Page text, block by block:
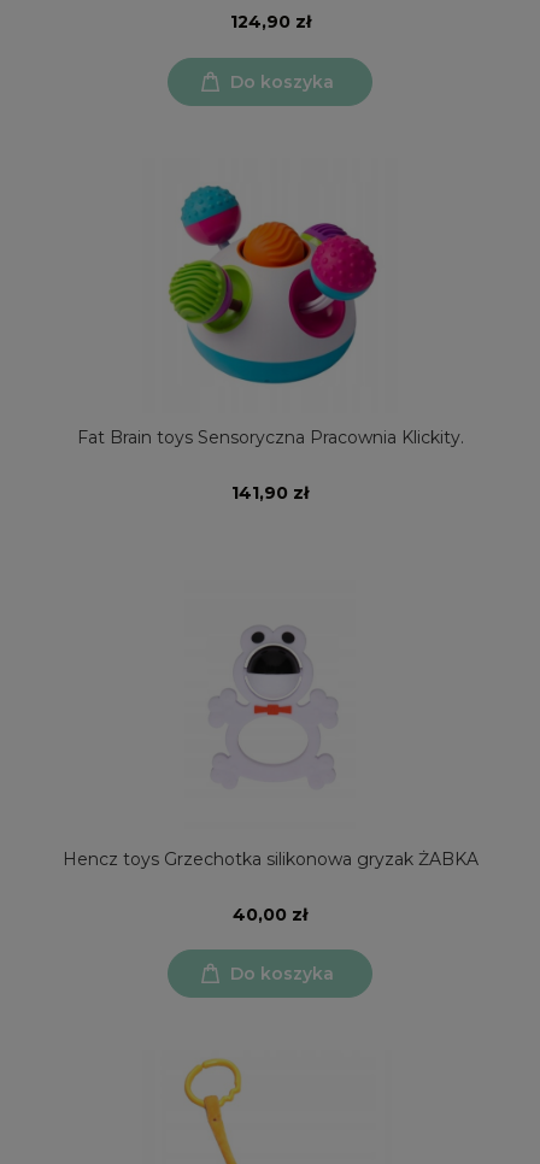
124,90 zł
Do koszyka
Fat Brain toys Sensoryczna Pracownia Klickity.
141,90 zł
Hencz toys Grzechotka silikonowa gryzak ŻABKA
40,00 zł
Do koszyka